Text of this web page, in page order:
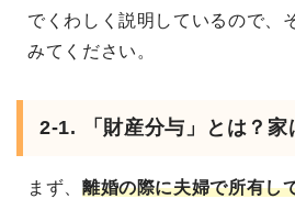
でくわしく説明しているので、
みてください。
2-1. 「財産分与」とは？家
まず、 離婚の際に夫婦で所有し